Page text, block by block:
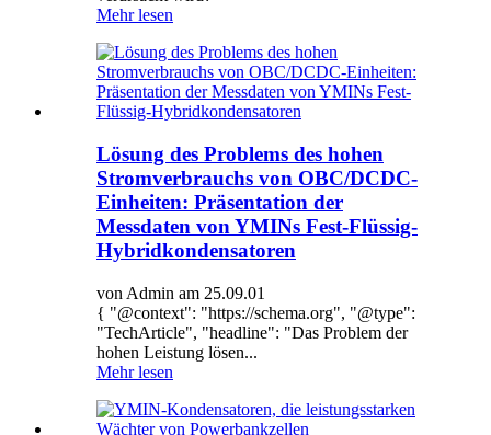
Mehr lesen
Lösung des Problems des hohen
Stromverbrauchs von OBC/DCDC-
Einheiten: Präsentation der
Messdaten von YMINs Fest-Flüssig-
Hybridkondensatoren
von Admin am 25.09.01
{ "@context": "https://schema.org", "@type":
"TechArticle", "headline": "Das Problem der
hohen Leistung lösen...
Mehr lesen